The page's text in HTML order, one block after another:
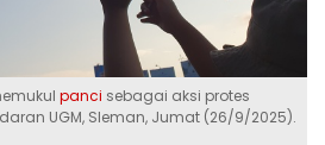
panci sebagai aksi protes
UGM, Sleman, Jumat (26/9/2025).